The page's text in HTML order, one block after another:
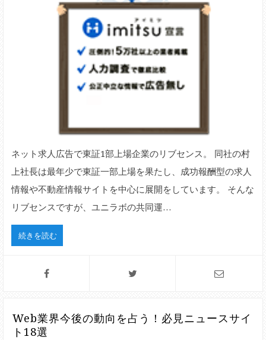
ネット求人広告で東証1部上場企業のリブセンス。 同社の村
上社長は最年少で東証一部上場を果たし、成功報酬型の求人
情報や不動産情報サイトを中心に展開をしています。 そんな
リブセンスですが、ユニラボの共同運…
続きを読む
Web業界今後の動向を占う！必見ニュースサイ
ト18選